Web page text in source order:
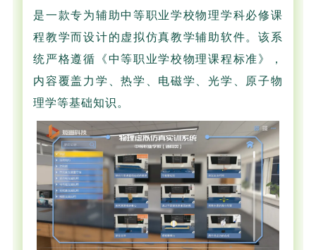
是一款专为辅助中等职业学校物理学科必修课
程教学而设计的虚拟仿真教学辅助软件。该系
统严格遵循《中等职业学校物理课程标准》，
内容覆盖力学、热学、电磁学、光学、原子物
理学等基础知识。